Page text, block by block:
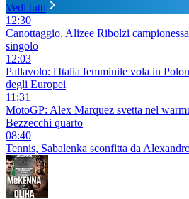
Vedi tutti
12:30
Canottaggio, Alizee Ribolzi
singolo
12:03
Pallavolo: l'Italia femminile vola in
degli Europei
11:31
MotoGP: Alex Marquez svetta nel
Bezzecchi quarto
08:40
Tennis, Sabalenka sconfitta da